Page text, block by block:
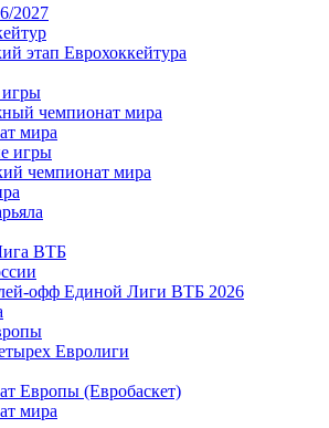
2027
этап Еврохоккейтура
чемпионат мира
мира
игры
чемпионат мира
ВТБ
офф Единой Лиги ВТБ 2026
Евролиги
Европы (Евробаскет)
мира